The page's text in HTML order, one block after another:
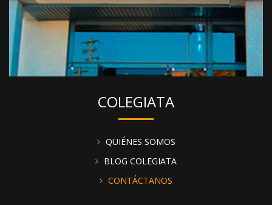
COLEGIATA
QUIÉNES SOMOS
BLOG COLEGIATA
CONTÁCTANOS